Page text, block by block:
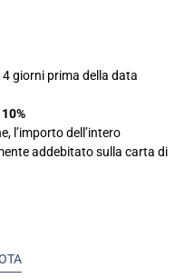
giorni prima della data
l’importo dell’intero
addebitato sulla carta di